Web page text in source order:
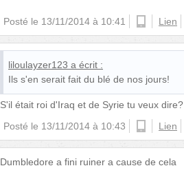
Posté le 13/11/2014 à 10:41 androidLien
liloulayzer123 a écrit :
Ils s'en serait fait du blé de nos jours!
S'il était roi d'Iraq et de Syrie tu veux dire?
Posté le 13/11/2014 à 10:43 androidLien
Dumbledore a fini ruiner a cause de cela